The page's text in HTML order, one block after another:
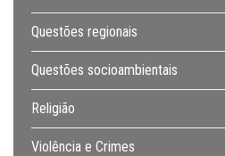
Questões regionais
Questões socioambientais
Religião
Violência e Crimes